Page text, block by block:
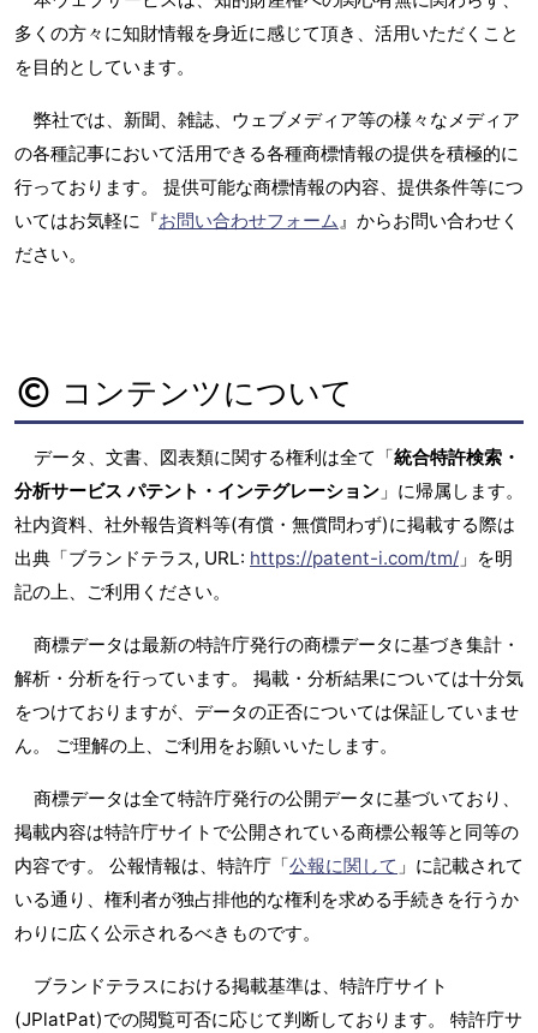
多くの方々に知財情報を身近に感じて頂き、活用いただくこと
を目的としています。
弊社では、新聞、雑誌、ウェブメディア等の様々なメディア
の各種記事において活用できる各種商標情報の提供を積極的に
行っております。 提供可能な商標情報の内容、提供条件等につ
いてはお気軽に『お問い合わせフォーム』からお問い合わせく
ださい。
コンテンツについて
データ、文書、図表類に関する権利は全て「統合特許検索・
分析サービス パテント・インテグレーション 」に帰属します。
社内資料、社外報告資料等(有償・無償問わず)に掲載する際は
出典「ブランドテラス, URL: https://patent-i.com/tm/ 」を明
記の上、ご利用ください。
商標データは最新の特許庁発行の商標データに基づき集計・
解析・分析を行っています。 掲載・分析結果については十分気
をつけておりますが、データの正否については保証していませ
ん。 ご理解の上、ご利用をお願いいたします。
商標データは全て特許庁発行の公開データに基づいており、
掲載内容は特許庁サイトで公開されている商標公報等と同等の
内容です。 公報情報は、特許庁「公報に関して 」に記載されて
いる通り、権利者が独占排他的な権利を求める手続きを行うか
わりに広く公示されるべきものです。
ブランドテラスにおける掲載基準は、特許庁サイト
(JPlatPat)での閲覧可否に応じて判断しております。 特許庁サ